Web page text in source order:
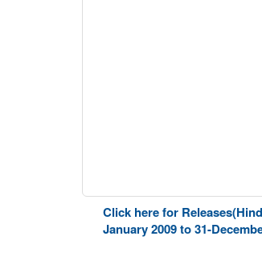
Click here for
January 2009 to 31-